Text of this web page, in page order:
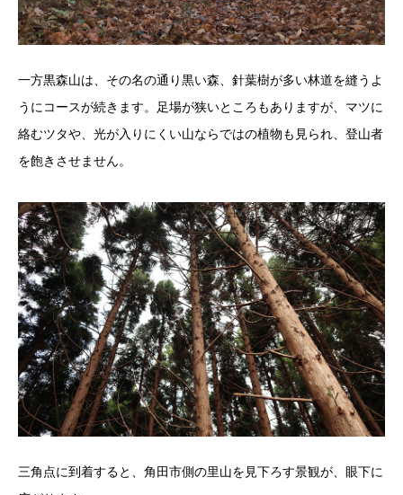
一方黒森山は、その名の通り黒い森、針葉樹が多い林道を縫うよ
うにコースが続きます。足場が狭いところもありますが、マツに
絡むツタや、光が入りにくい山ならではの植物も見られ、登山者
を飽きさせません。
三角点に到着すると、角田市側の里山を見下ろす景観が、眼下に